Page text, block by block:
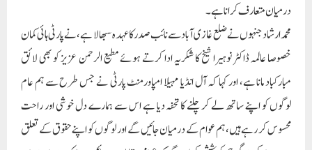
درمیان متعارف کرانا ہے۔
محمد ارشاد جنہوں نے ضلع غازی آباد سے نائب صدر کا عہدہ سبھالا ہے، نے پارٹی ہائی کمان
خصوصا عالمہ ڈاکٹر نوہیرا شیخ کا شکریہ ادا کرتے ہوئے مطیع الرحمن عزیز کو بھی لائق
مبارکباد مانا ہے، اور کہا کہ آل انڈیا مہیلا امپاورمنٹ پارٹی نے جس طرح سے ہم عام
لوگوں کو اپنے ساتھ لے کر چلنے کا تحفہ دیا ہے اس سے ہمارے دل خوشی اور راحت
محسوس کر رہے ہیں، ہم عوام کے درمیان جائیں گے اور لوگوں کو اپنے حقوق کے تعلق